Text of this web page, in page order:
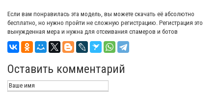
Если вам понравилась эта модель, вы можете скачать её абсолютно
бесплатно, но нужно пройти не сложную регистрацию. Регистрация это
вынужденная мера и нужна для отсеивания спамеров и ботов
Оставить комментарий